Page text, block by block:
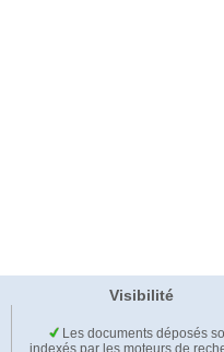
Visibilité
Les documents déposés